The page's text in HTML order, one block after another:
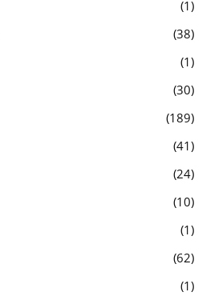
1
38
1
30
189
41
24
10
1
62
1